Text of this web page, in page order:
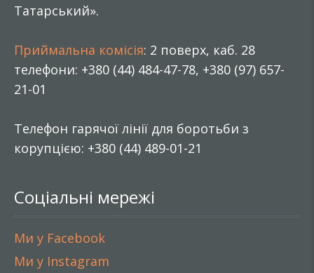
Татарський».
Приймальна комісія: 2 поверх, каб. 28
телефони: +380 (44) 484-47-78, +380 (97) 657-
21-01
Телефон гарячої лінії для боротьби з
корупцією: +380 (44) 489-01-21
Соціальні мережі
Ми у Facebook
Ми у Instagram